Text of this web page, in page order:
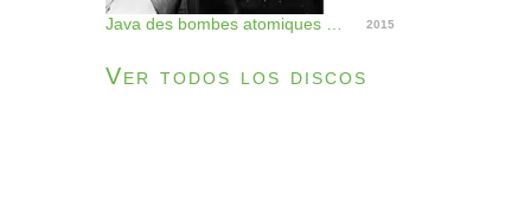
2015
Ver todos los discos